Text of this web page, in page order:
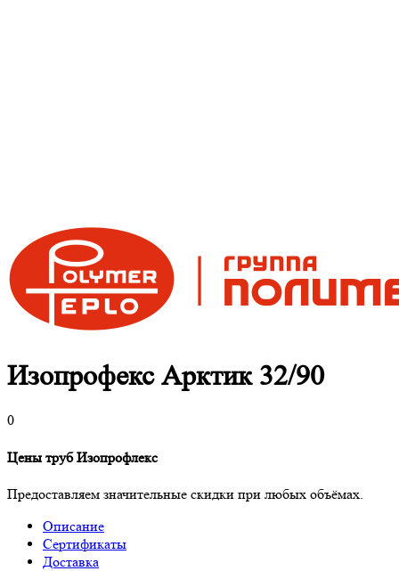
Изопрофекс Арктик 32/90
0
Цены труб Изопрофлекс
Предоставляем значительные скидки при любых объёмах.
Описание
Сертификаты
Доставка